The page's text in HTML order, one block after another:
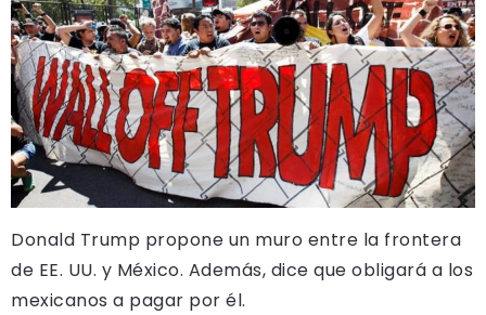
Donald Trump propone un muro entre la frontera
de EE. UU. y México. Además, dice que obligará a los
mexicanos a pagar por él.